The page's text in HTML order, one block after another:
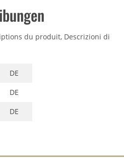
du produit, Descrizioni di
DE
DE
DE